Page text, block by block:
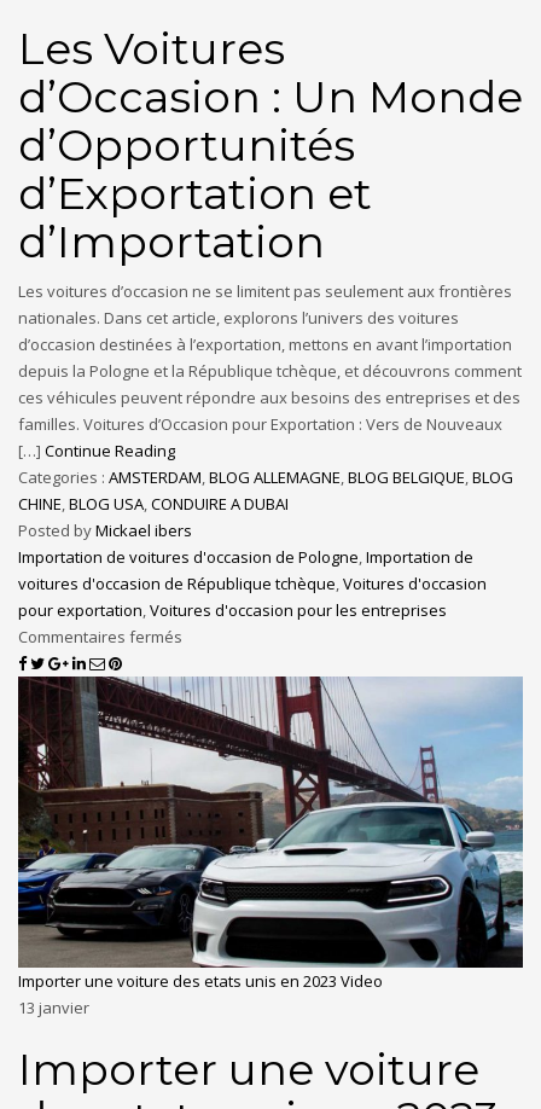
Les Voitures
d’Occasion : Un Monde
d’Opportunités
d’Exportation et
d’Importation
Les voitures d’occasion ne se limitent pas seulement aux frontières
nationales. Dans cet article, explorons l’univers des voitures
d’occasion destinées à l’exportation, mettons en avant l’importation
depuis la Pologne et la République tchèque, et découvrons comment
ces véhicules peuvent répondre aux besoins des entreprises et des
familles. Voitures d’Occasion pour Exportation : Vers de Nouveaux
[…] Continue Reading
Categories : AMSTERDAM,BLOG ALLEMAGNE,BLOG BELGIQUE,BLOG
CHINE,BLOG USA,CONDUIRE A DUBAI
Posted byMickael ibers
Importation de voitures d'occasion de Pologne,Importation de
voitures d'occasion de République tchèque,Voitures d'occasion
pour exportation,Voitures d'occasion pour les entreprises
Commentaires fermés
Importer une voiture des etats unis en 2023 Video
13 janvier
Importer une voiture